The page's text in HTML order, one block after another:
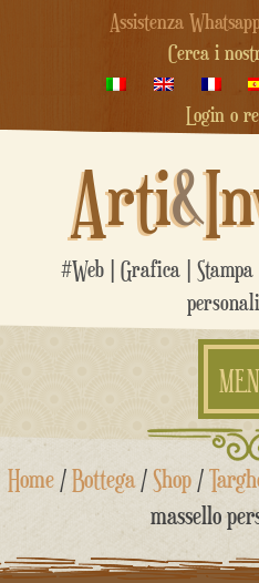
Assistenza
Cerca i
Login o
Arti&
#Web | Grafica |
Salta
Home/Bottega/Shop/
massello